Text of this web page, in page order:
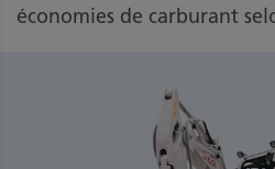
économies de carburant